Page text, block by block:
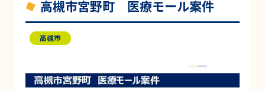
高槻市宮野町 医療モール案件
高槻市